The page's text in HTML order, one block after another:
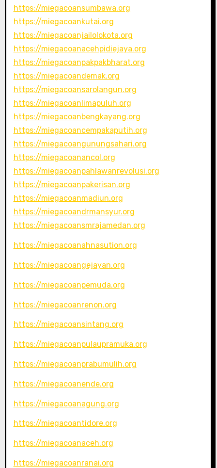
https://miegacoansumbawa.org
https://miegacoankutai.org
https://miegacoanjailolokota.org
https://miegacoanacehpidiejaya.org
https://miegacoanpakpakbharat.org
https://miegacoandemak.org
https://miegacoansarolangun.org
https://miegacoanlimapuluh.org
https://miegacoanbengkayang.org
https://miegacoancempakaputih.org
https://miegacoangunungsahari.org
https://miegacoanancol.org
https://miegacoanpahlawanrevolusi.org
https://miegacoanpakerisan.org
https://miegacoanmadiun.org
https://miegacoandrmansyur.org
https://miegacoansmrajamedan.org
https://miegacoanahnasution.org
https://miegacoangejayan.org
https://miegacoanpemuda.org
https://miegacoanrenon.org
https://miegacoansintang.org
https://miegacoanpulaupramuka.org
https://miegacoanprabumulih.org
https://miegacoanende.org
https://miegacoanagung.org
https://miegacoantidore.org
https://miegacoanaceh.org
https://miegacoanranai.org